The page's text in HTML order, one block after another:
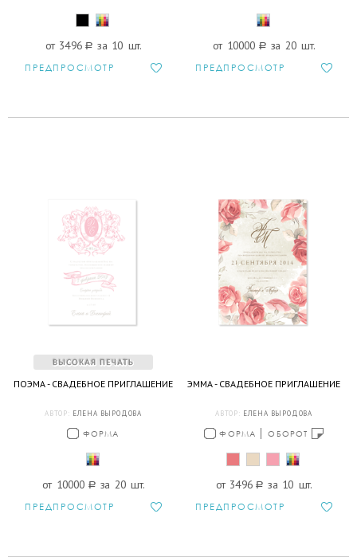
от 3496 a за 10 шт.
ПРЕДПРОСМОТР
от 10000 aза 20 шт.
ПРЕДПРОСМОТР
ПОЭМА - СВАДЕБНОЕ ПРИГЛАШЕНИЕ
АВТОР: ЕЛЕНА ВЫРОДОВА
ФОРМА
от 10000 aза 20 шт.
ПРЕДПРОСМОТР
ЭММА - СВАДЕБНОЕ ПРИГЛАШЕНИЕ
АВТОР: ЕЛЕНА ВЫРОДОВА
ФОРМА ОБОРОТ
от 3496 a за 10 шт.
ПРЕДПРОСМОТР